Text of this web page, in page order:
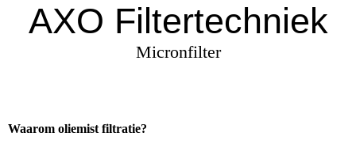
AXO Filtertechniek
Micronfilter
Waarom oliemist filtratie?